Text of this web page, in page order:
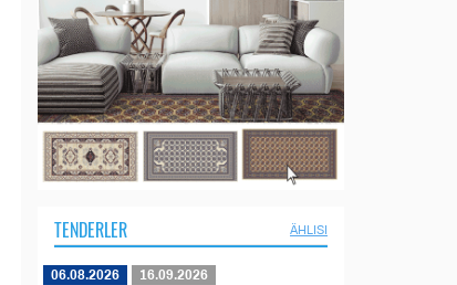
TENDERLER ÄHLISI
06.08.2026 16.09.2026